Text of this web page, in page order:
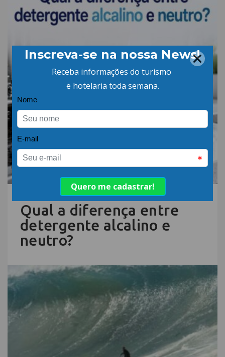
06.AGO.26 | POR: ABIH-SC
Qual a diferença entre
detergente alcalino e
neutro?